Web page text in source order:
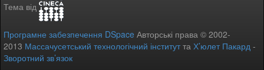
Тема від
Програмне забезпечення DSpace Авторські права © 2002-
2013 Массачусетський технологічний інститутта Х’юлет Пакард -
Зворотний зв’язок